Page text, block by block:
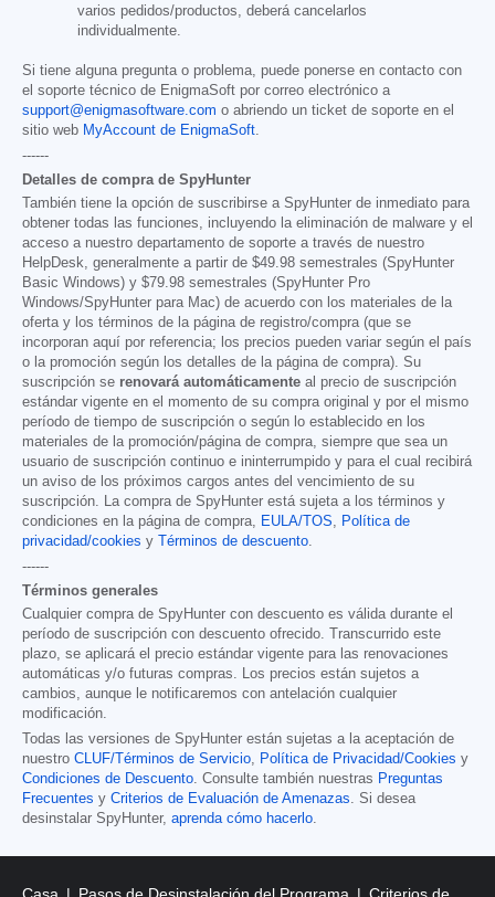
varios pedidos/productos, deberá cancelarlos
individualmente.
Si tiene alguna pregunta o problema, puede ponerse en contacto con
el soporte técnico de EnigmaSoft por correo electrónico a
support@enigmasoftware.com o abriendo un ticket de soporte en el
sitio web MyAccount de EnigmaSoft
------
Detalles de compra de SpyHunter
También tiene la opción de suscribirse a SpyHunter de inmediato para
obtener todas las funciones, incluyendo la eliminación de malware y el
acceso a nuestro departamento de soporte a través de nuestro
HelpDesk, generalmente a partir de $49.98 semestrales (SpyHunter
Basic Windows) y $79.98 semestrales (SpyHunter Pro
Windows/SpyHunter para Mac) de acuerdo con los materiales de la
oferta y los términos de la página de registro/compra (que se
incorporan aquí por referencia; los precios pueden variar según el país
o la promoción según los detalles de la página de compra). Su
suscripción se renovará automáticamente al precio de suscripción
estándar vigente en el momento de su compra original y por el mismo
período de tiempo de suscripción o según lo establecido en los
materiales de la promoción/página de compra, siempre que sea un
usuario de suscripción continuo e ininterrumpido y para el cual recibirá
un aviso de los próximos cargos antes del vencimiento de su
suscripción. La compra de SpyHunter está sujeta a los términos y
condiciones en la página de compra,
EULA/TOS
Política de
privacidad/cookies y Términos de descuento
------
Términos generales
Cualquier compra de SpyHunter con descuento es válida durante el
período de suscripción con descuento ofrecido. Transcurrido este
plazo, se aplicará el precio estándar vigente para las renovaciones
automáticas y/o futuras compras. Los precios están sujetos a
cambios, aunque le notificaremos con antelación cualquier
modificación.
Todas las versiones de SpyHunter están sujetas a la aceptación de
nuestro CLUF/Términos de Servicio Política de Privacidad/Cookies y
Condiciones de Descuento . Consulte también nuestras Preguntas
Frecuentes y Criterios de Evaluación de Amenazas . Si desea
desinstalar SpyHunter, aprenda cómo hacerlo
Casa Pasos de Desinstalación del Programa Criterios de